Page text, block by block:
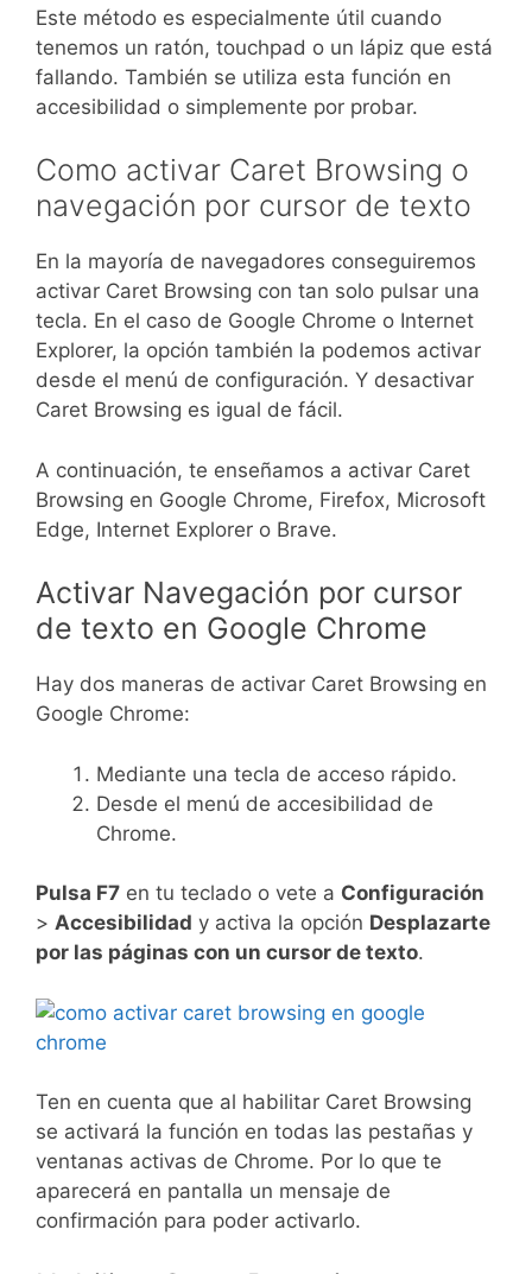
Este método es especialmente útil cuando
tenemos un ratón, touchpad o un lápiz que está
fallando. También se utiliza esta función en
accesibilidad o simplemente por probar.
Como activar Caret Browsing o
navegación por cursor de texto
En la mayoría de navegadores conseguiremos
activar Caret Browsing con tan solo pulsar una
tecla. En el caso de Google Chrome o Internet
Explorer, la opción también la podemos activar
desde el menú de configuración. Y desactivar
Caret Browsing es igual de fácil.
A continuación, te enseñamos a activar Caret
Browsing en Google Chrome, Firefox, Microsoft
Edge, Internet Explorer o Brave.
Activar Navegación por cursor
de texto en Google Chrome
Hay dos maneras de activar Caret Browsing en
Google Chrome:
Mediante una tecla de acceso rápido.
Desde el menú de accesibilidad de
Chrome.
Pulsa F7 en tu teclado o vete a Configuración
> Accesibilidad y activa la opción Desplazarte
por las páginas con un cursor de texto.
Ten en cuenta que al habilitar Caret Browsing
se activará la función en todas las pestañas y
ventanas activas de Chrome. Por lo que te
aparecerá en pantalla un mensaje de
confirmación para poder activarlo.